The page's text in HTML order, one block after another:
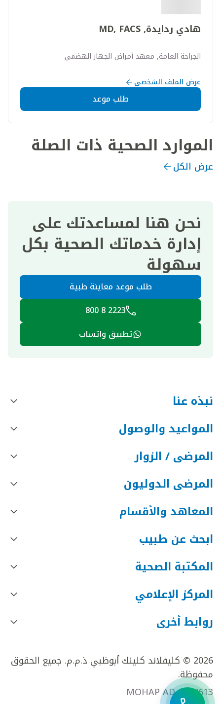
هادي ردايدة, MD, FACS
الجراحة العامة, معهد أمراض الجهاز الهضمي
عرض الملف الشخصي
طلب موعد
الموارد الصحية ذات الصلة
عرض الكل
نحن هنا لمساعدتك على
إدارة خدماتك الصحية بكل
سهولة
طلب موعد معاينة طبية
2223 8 800
تطبيق واتساب
نبذه عنا
المواعيد والوصول
المرضى / الزوار
المرضى الدوليون
المعاهد والأقسام
ابحث عن طبيب
المكتبة الصحية
المركز الإعلامي
روابط أخرى
2026 © كليفلاند كلينك أبوظبي ذ.م.م. جميع الحقوق
محفوظة.
MOHAP AD FR27613